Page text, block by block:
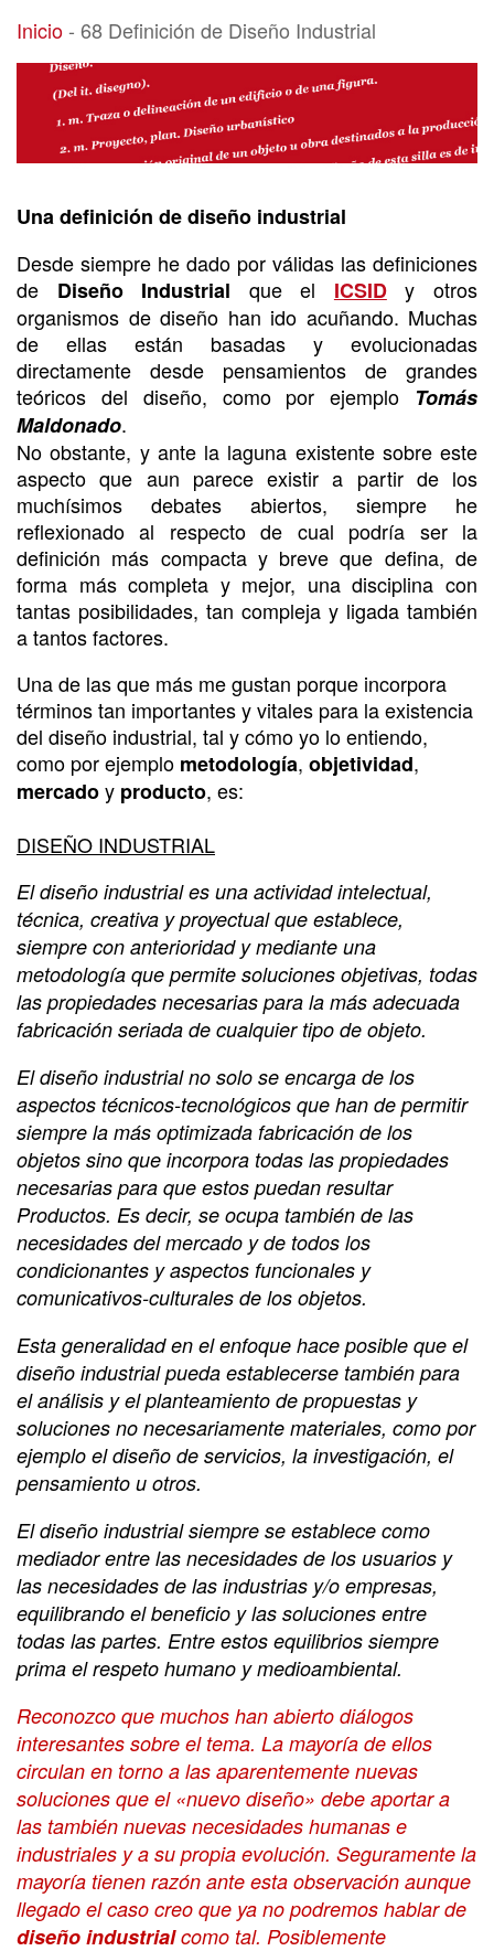
68 Definición de Diseño Industrial
Inicio- 68 Definición de Diseño Industrial
Una definición de diseño industrial
Desde siempre he dado por válidas las definiciones
de Diseño Industrial que el ICSIDy otros
organismos de diseño han ido acuñando. Muchas
de ellas están basadas y evolucionadas
directamente desde pensamientos de grandes
teóricos del diseño, como por ejemplo Tomás
Maldonado.
No obstante, y ante la laguna existente sobre este
aspecto que aun parece existir a partir de los
muchísimos debates abiertos, siempre he
reflexionado al respecto de cual podría ser la
definición más compacta y breve que defina, de
forma más completa y mejor, una disciplina con
tantas posibilidades, tan compleja y ligada también
a tantos factores.
Una de las que más me gustan porque incorpora
términos tan importantes y vitales para la existencia
del diseño industrial, tal y cómo yo lo entiendo,
como por ejemplo metodología, objetividad,
mercadoy producto, es:
DISEÑO INDUSTRIAL
El diseño industrial es una actividad intelectual,
técnica, creativa y proyectual que establece,
siempre con anterioridad y mediante una
metodología que permite soluciones objetivas, todas
las propiedades necesarias para la más adecuada
fabricación seriada de cualquier tipo de objeto.
El diseño industrial no solo se encarga de los
aspectos técnicos-tecnológicos que han de permitir
siempre la más optimizada fabricación de los
objetos sino que incorpora todas las propiedades
necesarias para que estos puedan resultar
Productos. Es decir, se ocupa también de las
necesidades del mercado y de todos los
condicionantes y aspectos funcionales y
comunicativos-culturales de los objetos.
Esta generalidad en el enfoque hace posible que el
diseño industrial pueda establecerse también para
el análisis y el planteamiento de propuestas y
soluciones no necesariamente materiales, como por
ejemplo el diseño de servicios, la investigación, el
pensamiento u otros.
El diseño industrial siempre se establece como
mediador entre las necesidades de los usuarios y
las necesidades de las industrias y/o empresas,
equilibrando el beneficio y las soluciones entre
todas las partes. Entre estos equilibrios siempre
prima el respeto humano y medioambiental.
Reconozco que muchos han abierto diálogos
interesantes sobre el tema. La mayoría de ellos
circulan en torno a las aparentemente nuevas
soluciones que el «nuevo diseño» debe aportar a
las también nuevas necesidades humanas e
industriales y a su propia evolución. Seguramente la
mayoría tienen razón ante esta observación aunque
llegado el caso creo que ya no podremos hablar de
diseño industrialcomo tal. Posiblemente